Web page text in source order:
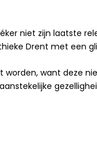
niet zijn laatste
Drent met een
worden, want deze